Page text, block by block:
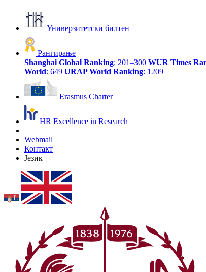
Универзитетски билтен
Рангирање
Shanghai Global Ranking: 201–300 WUR Times
World: 649 URAP World Ranking: 1209
Erasmus Charter
HR Excellence in Research
Webmail
Контакт
Језик